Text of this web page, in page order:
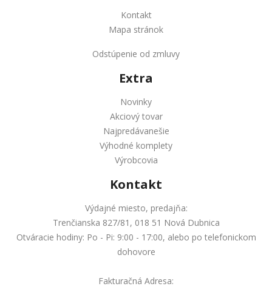
Kontakt
Mapa stránok
Odstúpenie od zmluvy
Extra
Novinky
Akciový tovar
Najpredávanešie
Výhodné komplety
Výrobcovia
Kontakt
Výdajné miesto, predajňa:
Trenčianska 827/81, 018 51 Nová Dubnica
Otváracie hodiny: Po - Pi: 9:00 - 17:00, alebo po telefonickom
dohovore
Fakturačná Adresa: